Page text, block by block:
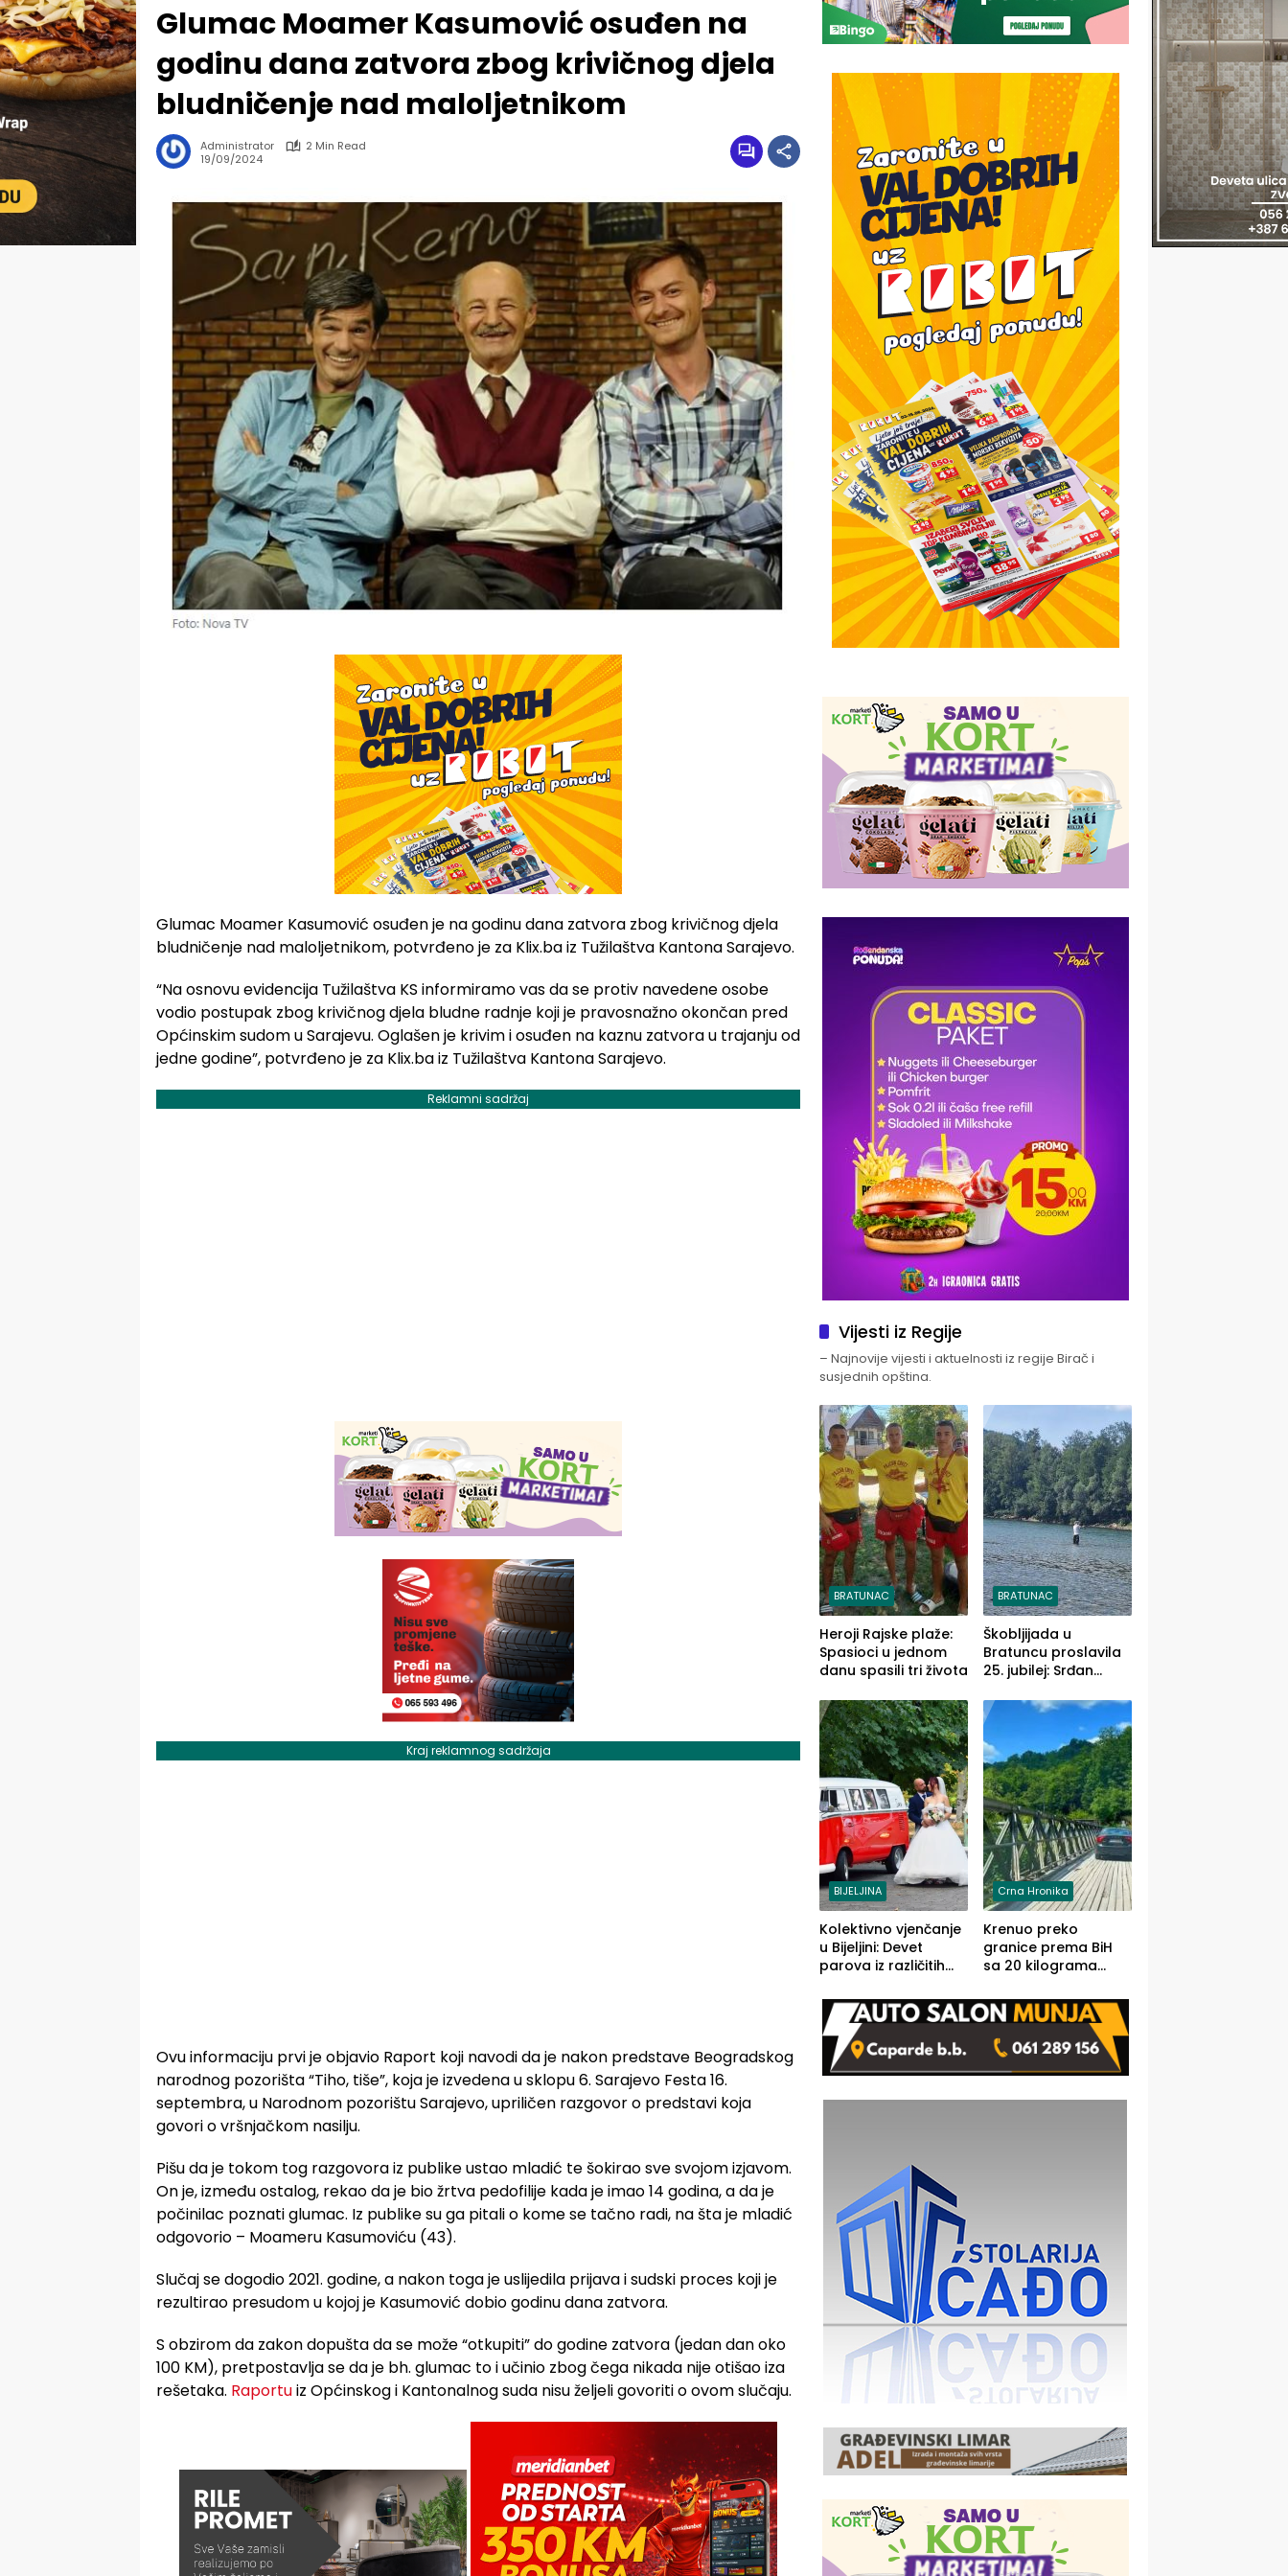
Glumac Moamer Kasumović osuđen na
godinu dana zatvora zbog krivičnog djela
bludničenje nad maloljetnikom
Administrator
2 Min Read
19/09/2024
Glumac Moamer Kasumović osuđen je na godinu dana zatvora zbog krivičnog djela
bludničenje nad maloljetnikom, potvrđeno je za Klix.ba iz Tužilaštva Kantona Sarajevo.
“Na osnovu evidencija Tužilaštva KS informiramo vas da se protiv navedene osobe
vodio postupak zbog krivičnog djela bludne radnje koji je pravosnažno okončan pred
Općinskim sudom u Sarajevu. Oglašen je krivim i osuđen na kaznu zatvora u trajanju od
jedne godine”, potvrđeno je za Klix.ba iz Tužilaštva Kantona Sarajevo.
Reklamni sadržaj
Kraj reklamnog sadržaja
Ovu informaciju prvi je objavio Raport koji navodi da je nakon predstave Beogradskog
narodnog pozorišta “Tiho, tiše”, koja je izvedena u sklopu 6. Sarajevo Festa 16.
septembra, u Narodnom pozorištu Sarajevo, upriličen razgovor o predstavi koja
govori o vršnjačkom nasilju.
Pišu da je tokom tog razgovora iz publike ustao mladić te šokirao sve svojom izjavom.
On je, između ostalog, rekao da je bio žrtva pedofilije kada je imao 14 godina, a da je
počinilac poznati glumac. Iz publike su ga pitali o kome se tačno radi, na šta je mladić
odgovorio – Moameru Kasumoviću (43).
Slučaj se dogodio 2021. godine, a nakon toga je uslijedila prijava i sudski proces koji je
rezultirao presudom u kojoj je Kasumović dobio godinu dana zatvora.
S obzirom da zakon dopušta da se može “otkupiti” do godine zatvora (jedan dan oko
100 KM), pretpostavlja se da je bh. glumac to i učinio zbog čega nikada nije otišao iza
rešetaka. Raportuiz Općinskog i Kantonalnog suda nisu željeli govoriti o ovom slučaju.
Vijesti iz Regije
– Najnovije vijesti i aktuelnosti iz regije Birač i
susjednih opština.
BRATUNAC
Heroji Rajske plaže:
Spasioci u jednom
danu spasili tri života
BRATUNAC
Škobljijada u
Bratuncu proslavila
25. jubilej: Srđan
ulovom od 2.040
grama (FOTO)
BIJELJINA
Kolektivno vjenčanje
u Bijeljini: Devet
parova iz različitih
izgovorilo
sudbonosno da
Crna Hronika
Krenuo preko
granice prema BiH
sa 20 kilograma
u automobilu